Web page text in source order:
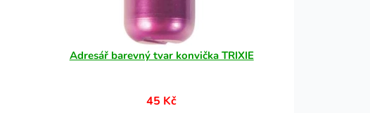
Adresář barevný tvar konvička TRIXIE
45 Kč